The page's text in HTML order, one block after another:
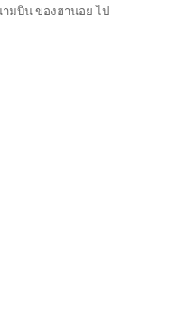
มบิน ของฮานอย ไป